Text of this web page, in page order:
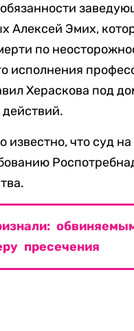
Алексей Эмих,
по
исполнения
Хераскова под
известно, что суд
пресечения